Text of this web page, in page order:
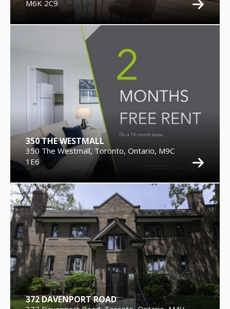
M6K 2C9
350 THE WESTMALL
350 The Westmall, Toronto, Ontario, M9C
1E6
372 DAVENPORT ROAD